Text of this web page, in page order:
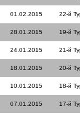
01.02.2015 22-й
28.01.2015 19-й
24.01.2015 21-й
18.01.2015 20-й
10.01.2015 18-й
07.01.2015 17-й